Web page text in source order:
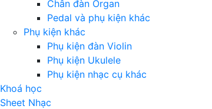
Chân đàn Organ
Pedal và phụ kiện khác
Phụ kiện khác
Phụ kiện đàn Violin
Phụ kiện Ukulele
Phụ kiện nhạc cụ khác
Khoá học
Sheet Nhạc